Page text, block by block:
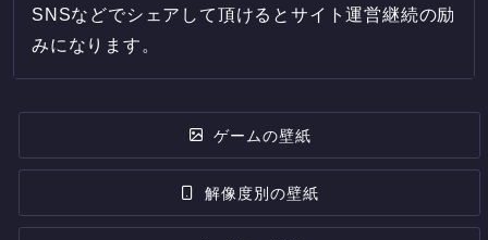
SNSなどでシェアして頂けるとサイト運営継続の励
みになります。
ゲームの壁紙
解像度別の壁紙